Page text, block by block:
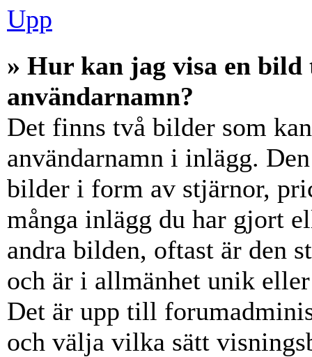
Upp
» Hur kan jag visa en
användarnamn?
Det finns två bilder som
användarnamn i inlägg.
bilder i form av stjärnor,
många inlägg du har gjort
andra bilden, oftast är den
och är i allmänhet unik
Det är upp till
och välja vilka sätt